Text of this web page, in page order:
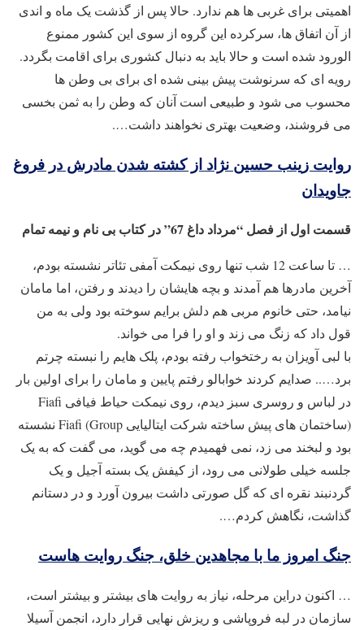
اهمیتی برای غربی ‌ها هم ندارد. حالا پس از گذشت یک ماه و اندی
از آن اتفاق‌ ها، سرکرده این گروه از سوی این کشور ممنوع‌
الورود شده است و حالا باید به دنبال کشوری برای اقامت بگردد.
رویه ‌ای که سرنوشت پیش ‌بینی شده‌ ای برای بی ‌وطن ‌ها
محسوب می‌ شود و طبیعی است آنان که وطن را به ثمن بخسی
می ‌فروشند، وضعیت بهتری نخواهند داشت….
روایت زینب حسین نژاد از کشته شدن مادرش در فروغ
جاویدان
قسمت اول از فصل “مرداد داغ 67” در کتاب بی نام و نیمه تمام
… تا ساعت 12 شب تنها روی نیمکت آمفی تئاتر نشسته بودم،
آخرین مادرها هم آمدند و بچه هایشان را دیدند و رفتن، اما مامان
نیامد، حتی خانوم مربی هم دلش برایم سوخته بود ولی به من
قول داد که زنگ می زند و او را فرا می خواند.
با لبی آویزان به رختخواب رفته بودم، پلک هایم را نبسته چرتم
برد….. صدایم کردند خوابالو رفتم پایین و مامان را برای اولین بار
در لباس و روسری سبز دیدم، روی نیمکت حیاط فیافی Fiafi
(ساختمان های پیش ساخته شرکت ایتالیایی Fiafi (Group نشسته
بود و لبخند می زد، نمی فهمیدم چه می گوید، می گفت که به یک
جلسه خیلی طولانی می رود، از کیفش یک بسته آجیل و یک
گردنبند نقره ای که گل صورتی داشت بیرون آورد و در دستانم
گذاشت، نگاهش کردم….
جنگ امروز ما با مجاهدین خلق، جنگ روایت هاست
… اکنون دراین مرحله، نیاز به روایت های بیشتر و بیشتر است،
سازمان در لبه فروپاشی و ریزش نهایی قرار دارد، انجمن آسیلا